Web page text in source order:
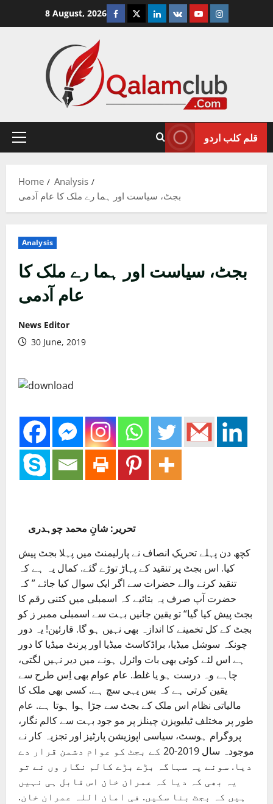
8 August, 2026 Facebook
TwitterLinkedin
VK YoutubeInstagram
Primary
قلم کلب اردو
Home
Analysis
بجٹ، سیاست اور ہما رے ملک کا عام آدمی
Analysis
بجٹ، سیاست اور ہما رے ملک کا
عام آدمی
News Editor
30 June, 2019
تحریر: شانِ محمد چوہدری
کچھ دن پہلے تحریکِ انصاف نے پارلیمنٹ میں پہلا بجٹ پیش
کیا. اس بجٹ پر تنقید کے پہاڑ توڑے گئے. کمال یہ ہے کہ
تنقید کرنے والے حضرات سے اگر ایک سوال کیا جائے ” کہ
حضرت آپ صرف یہ بتائیے کہ اسمبلی میں کتنی رقم کا
بجٹ پیش کیا گیا“ تو یقین جانیں بہت سے اسمبلی ممبر ز کو
بجٹ کے کل تخمینے کا اندازہ بھی نہیں ہو گا. قارئین! یہ دور
چونکہ سوشل میڈیا، براڈکاسٹ میڈیا اور پرنٹ میڈیا کا دور
ہے اس لئے کوئی بھی بات وائرل ہونے میں دیر نہیں لگتی،
چاہے وہ درست ہو یا غلط. عام عوام بھی اِس طرح سے
یقین کرتی ہے کہ بس یہی سچ ہے. کسی بھی ملک کا
مالیاتی نظام اس ملک کے بجٹ سے جڑا ہوا ہوتا ہے. عام
طور پر مختلف ٹیلیویزن چینلز پر مو جود بہت سے کالم نگار،
پروگرام ہوسٹ، سیاسی اپوزیشن پارٹیز اور تجزیہ کار نے
موجودہ سال 2019-20 کے بجٹ کو عوام دشمن قرار دے
دیا. سونے پہ سہاگہ بڑے بڑے کالم نگار وں نے تو
یہ بھی کہ دیا کہ عمران خان اس قابل ہی نہیں
ہیں کہ بجٹ بنا سکیں. فی امان اللہ عمران خان.